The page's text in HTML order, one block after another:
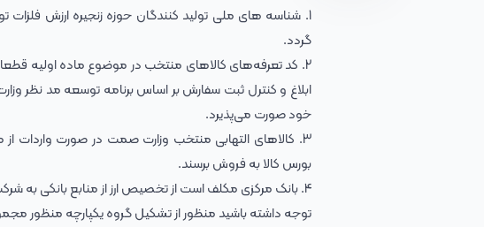
1. شناسه های ملی تولید کنندگان حوزه زنجیره ارزش
گردد.
2. کد تعرفه‌های کالاهای منتخب در موضوع ماده اولیه
ابلاغ و کنترل ثبت سفارش بر اساس برنامه توسعه مد نظر
خود صورت می‌پذیرد.
3. کالاهای التهابی منتخب وزارت صمت در صورت
بورس کالا به فروش برسند.
4. بانک مرکزی مکلف است از تخصیص ارز از منابع بانکی به شرکت‌های اعلام شده جلوگیری نماید.
توجه داشته باشید منظور از تشکیل گروه یکپارچه منظور